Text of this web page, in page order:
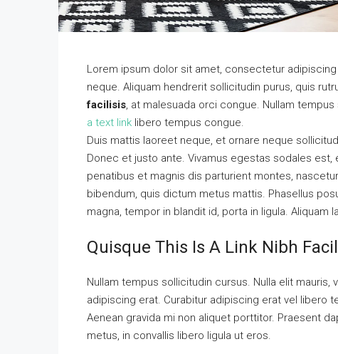
Lorem ipsum dolor sit amet, consectetur
neque. Aliquam hendrerit sollicitudin purus, quis
facilisis, at malesuada orci congue. Nullam
a text link libero tempus congue.
Duis mattis laoreet neque, et ornare neque
Donec et justo ante. Vivamus egestas sodales
penatibus et magnis dis parturient montes,
bibendum, quis dictum metus mattis. Phasellus
magna, tempor in blandit id, porta in ligula.
Quisque This Is A Link Nibh
Nullam tempus sollicitudin cursus. Nulla elit mauris,
adipiscing erat. Curabitur adipiscing erat vel libero
Aenean gravida mi non aliquet porttitor. Praesent
metus, in convallis libero ligula ut eros.